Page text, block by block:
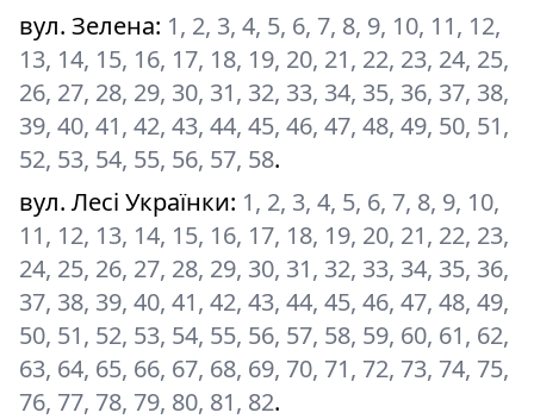
вул. Зелена: 1, 2, 3, 4, 5, 6, 7, 8, 9, 10, 11, 12,
13, 14, 15, 16, 17, 18, 19, 20, 21, 22, 23, 24, 25,
26, 27, 28, 29, 30, 31, 32, 33, 34, 35, 36, 37, 38,
39, 40, 41, 42, 43, 44, 45, 46, 47, 48, 49, 50, 51,
52, 53, 54, 55, 56, 57, 58.
вул. Лесі Українки: 1, 2, 3, 4, 5, 6, 7, 8, 9, 10,
11, 12, 13, 14, 15, 16, 17, 18, 19, 20, 21, 22, 23,
24, 25, 26, 27, 28, 29, 30, 31, 32, 33, 34, 35, 36,
37, 38, 39, 40, 41, 42, 43, 44, 45, 46, 47, 48, 49,
50, 51, 52, 53, 54, 55, 56, 57, 58, 59, 60, 61, 62,
63, 64, 65, 66, 67, 68, 69, 70, 71, 72, 73, 74, 75,
76, 77, 78, 79, 80, 81, 82.